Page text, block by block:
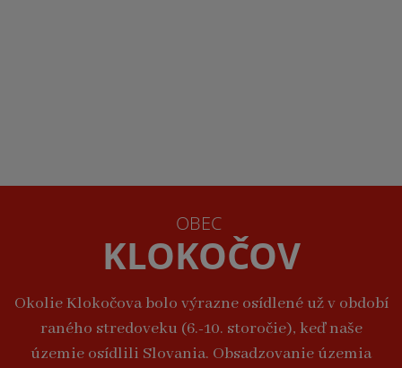
OBEC
KLOKOČOV
Okolie Klokočova bolo výrazne osídlené už v období
raného stredoveku (6.-10. storočie), keď naše
územie osídlili Slovania. Obsadzovanie územia